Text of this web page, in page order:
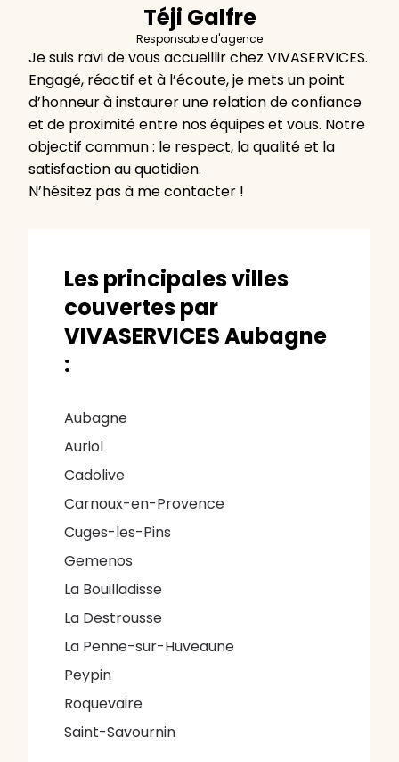
Téji Galfre
Responsable d'agence
Je suis ravi de vous accueillir chez VIVASERVICES.
Engagé, réactif et à l’écoute, je mets un point
d’honneur à instaurer une relation de confiance
et de proximité entre nos équipes et vous. Notre
objectif commun : le respect, la qualité et la
satisfaction au quotidien.
N’hésitez pas à me contacter !
Les principales villes
couvertes par
VIVASERVICES Aubagne
:
Aubagne
Auriol
Cadolive
Carnoux-en-Provence
Cuges-les-Pins
Gemenos
La Bouilladisse
La Destrousse
La Penne-sur-Huveaune
Peypin
Roquevaire
Saint-Savournin